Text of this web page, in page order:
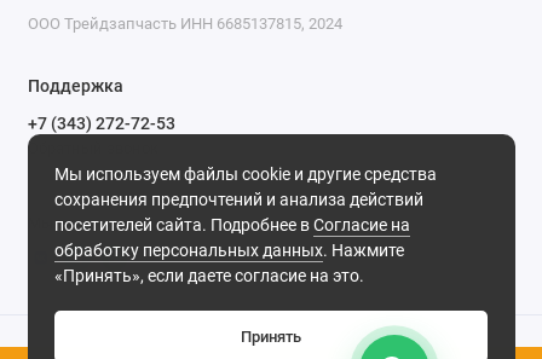
Мы используем файлы cookie и другие средства
сохранения предпочтений и анализа действий
посетителей сайта. Подробнее вСогласие на
обработку персональных данных. Нажмите
«Принять», если даете согласие на это.
Принять
ООО Трейдзапчасть ИНН 6685137815, 2024
Поддержка
+7 (343) 272-72-53
Обратный звонок
620030, г. Екатеринбург, ул. Карьерная, д. 14, оф. 14.
Мы в сети